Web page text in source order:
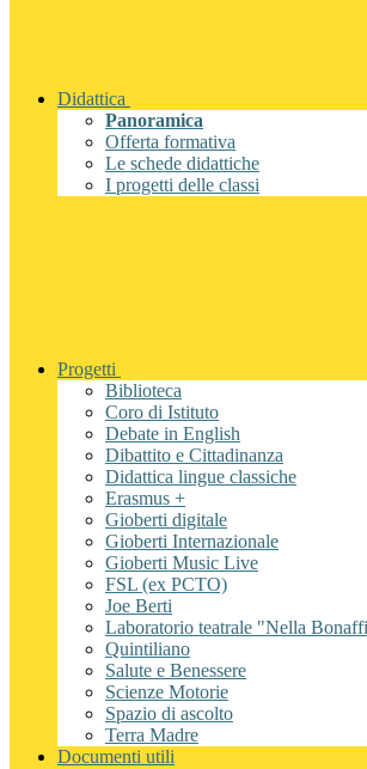
Didattica
Panoramica
Offerta formativa
Le schede didattiche
I progetti delle classi
Progetti
Biblioteca
Coro di Istituto
Debate in English
Dibattito e Cittadinanza
Didattica lingue classiche
Erasmus +
Gioberti digitale
Gioberti Internazionale
Gioberti Music Live
FSL (ex PCTO)
Joe Berti
Laboratorio teatrale "Nella
Quintiliano
Salute e Benessere
Scienze Motorie
Spazio di ascolto
Terra Madre
Documenti utili